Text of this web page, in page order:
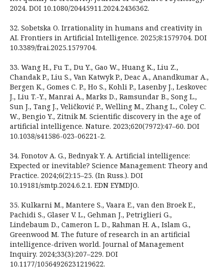
2024. DOI 10.1080/20445911.2024.2436362.
32. Sobetska O. Irrationality in humans and creativity in
AI. Frontiers in Artificial Intelligence. 2025;8:1579704. DOI
10.3389/frai.2025.1579704.
33. Wang H., Fu T., Du Y., Gao W., Huang K., Liu Z.,
Chandak P., Liu S., Van Katwyk P., Deac A., Anandkumar A.,
Bergen K., Gomes C. P., Ho S., Kohli P., Lasenby J., Leskovec
J., Liu T.-Y., Manrai A., Marks D., Ramsundar B., Song L.,
Sun J., Tang J., Veličković P., Welling M., Zhang L., Coley C.
W., Bengio Y., Zitnik M. Scientific discovery in the age of
artificial intelligence. Nature. 2023;620(7972):47–60. DOI
10.1038/s41586-023-06221-2.
34. Fonotov A. G., Bednyak Y. A. Artificial intelligence:
Expected or inevitable? Science Management: Theory and
Practice. 2024;6(2):15–25. (In Russ.). DOI
10.19181/smtp.2024.6.2.1. EDN EYMDJO.
35. Kulkarni M., Mantere S., Vaara E., van den Broek E.,
Pachidi S., Glaser V. L., Gehman J., Petriglieri G.,
Lindebaum D., Cameron L. D., Rahman H. A., Islam G.,
Greenwood M. The future of research in an artificial
intelligence-driven world. Journal of Management
Inquiry. 2024;33(3):207–229. DOI
10.1177/10564926231219622.